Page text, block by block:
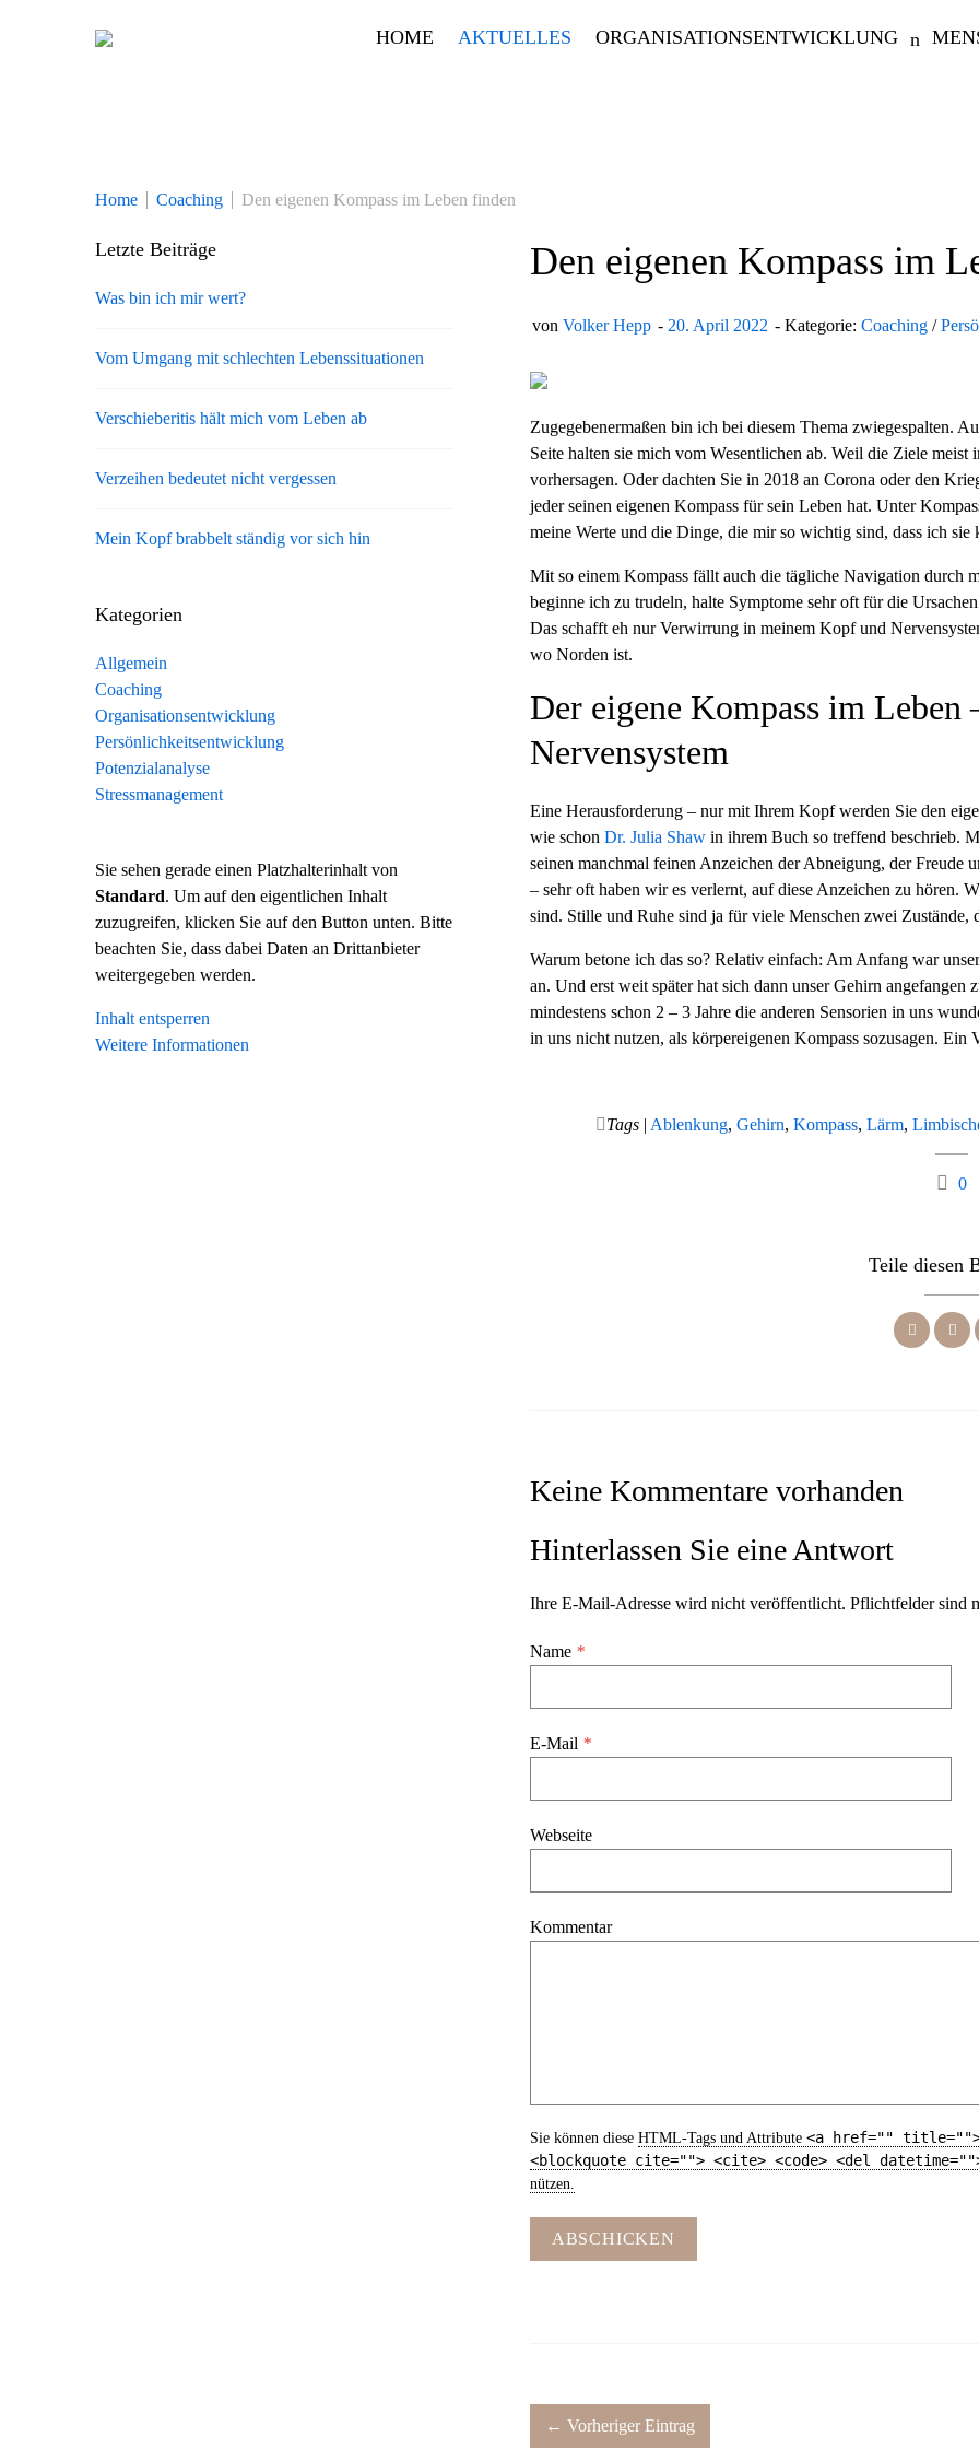
HOME AKTUELLES ORGANISATIONSENTWICKLUNG
Home Coaching Den eigenen Kompass im Leben finden
Den eigenen Kompass im
von Volker Hepp 20. April 2022 Kategorie: Coaching/
Zugegebenermaßen bin ich bei diesem Thema zwiegespalten.
Seite halten sie mich vom Wesentlichen ab. Weil die Ziele
vorhersagen. Oder dachten Sie in 2018 an Corona oder den
jeder seinen eigenen Kompass für sein Leben hat. Unter
meine Werte und die Dinge, die mir so wichtig sind, dass ich sie
Mit so einem Kompass fällt auch die tägliche Navigation durch
beginne ich zu trudeln, halte Symptome sehr oft für die
Das schafft eh nur Verwirrung in meinem Kopf und
wo Norden ist.
Der eigene Kompass im Leben
Nervensystem
Eine Herausforderung – nur mit Ihrem Kopf werden Sie den
wie schon Dr. Julia Shawin ihrem Buch so treffend beschrieb.
seinen manchmal feinen Anzeichen der Abneigung, der Freude
– sehr oft haben wir es verlernt, auf diese Anzeichen zu hören.
sind. Stille und Ruhe sind ja für viele Menschen zwei Zustände,
Warum betone ich das so? Relativ einfach: Am Anfang war
an. Und erst weit später hat sich dann unser Gehirn
mindestens schon 2 – 3 Jahre die anderen Sensorien in uns
in uns nicht nutzen, als körpereigenen Kompass sozusagen. Ein
Tags | Ablenkung,Gehirn,Kompass,Lärm,
0
Teile diesen
Keine Kommentare vorhanden
Hinterlassen Sie eine Antwort
Ihre E-Mail-Adresse wird nicht veröffentlicht. Pflichtfelder sind
Name *
E-Mail *
Webseite
Kommentar
Sie können diese HTML-Tags und Attribute <a href=""
<blockquote cite=""> <cite> <code> <del
nützen.
ABSCHICKEN
← Vorheriger Eintrag
Letzte Beiträge
Was bin ich mir wert?
Vom Umgang mit schlechten Lebenssituationen
Verschieberitis hält mich vom Leben ab
Verzeihen bedeutet nicht vergessen
Mein Kopf brabbelt ständig vor sich hin
Kategorien
Allgemein
Coaching
Organisationsentwicklung
Persönlichkeitsentwicklung
Potenzialanalyse
Stressmanagement
Sie sehen gerade einen Platzhalterinhalt von
Standard. Um auf den eigentlichen Inhalt
zuzugreifen, klicken Sie auf den Button unten. Bitte
beachten Sie, dass dabei Daten an Drittanbieter
weitergegeben werden.
Inhalt entsperren
Weitere Informationen